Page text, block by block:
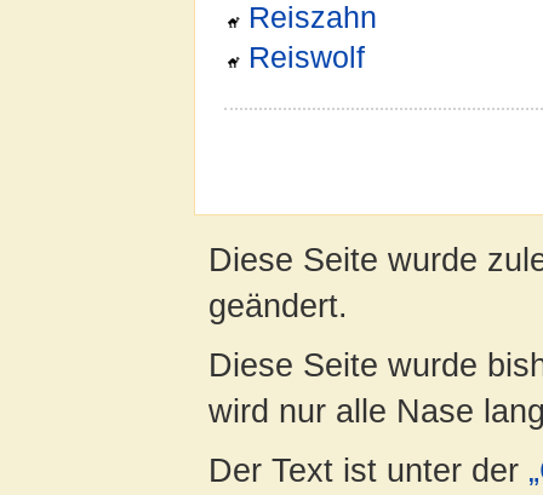
Reiszahn
Reiswolf
Diese Seite wurde
geändert.
Diese Seite wurde
wird nur alle Nase
Der Text ist unter der